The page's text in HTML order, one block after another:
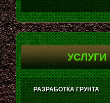
УСЛУГИ
РАЗРАБОТКА ГРУНТА